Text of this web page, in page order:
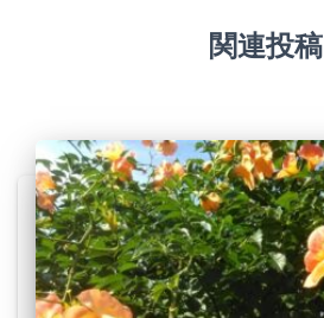
関連投稿